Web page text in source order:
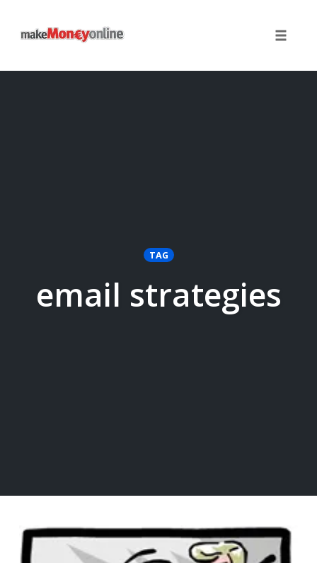
TAG
email strategies